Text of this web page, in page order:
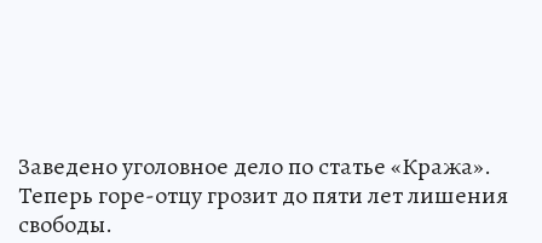
Заведено уголовное дело по статье «Кража».
Теперь горе-отцу грозит до пяти лет лишения
свободы.